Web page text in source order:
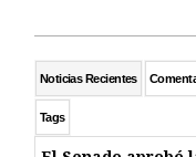
Noticias Recientes
Tags